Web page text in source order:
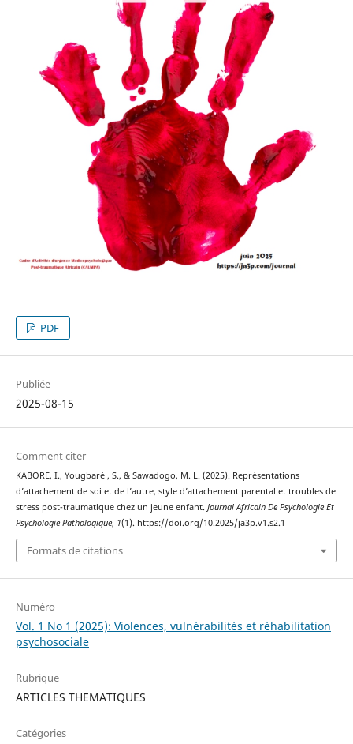
PDF
Publiée
2025-08-15
Comment citer
KABORE, I., Yougbaré , S., & Sawadogo, M. L. (2025). Représentations
d’attachement de soi et de l’autre, style d’attachement parental et troubles de
stress post-traumatique chez un jeune enfant. Journal Africain De Psychologie Et
Psychologie Pathologique, 1(1). https://doi.org/10.2025/ja3p.v1.s2.1
Formats de citations
Numéro
Vol. 1 No 1 (2025): Violences, vulnérabilités et réhabilitation
psychosociale
Rubrique
ARTICLES THEMATIQUES
Catégories